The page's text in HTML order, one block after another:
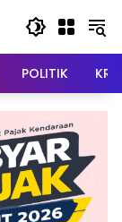
POLITIK